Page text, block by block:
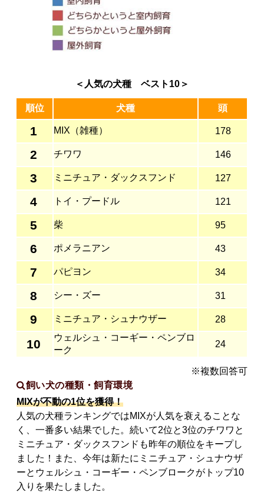
＜人気の犬種 ベスト10＞
順位 犬種 頭
1 MIX（雑種） 178
2 チワワ 146
3 ミニチュア・ダックスフンド 127
4 トイ・プードル 121
5 柴 95
6 ポメラニアン 43
7 パピヨン 34
8 シー・ズー 31
9 ミニチュア・シュナウザー 28
10
ウェルシュ・コーギー・ペンブロ
ーク
24
※複数回答可
飼い犬の種類・飼育環境
MIXが不動の1位を獲得！
人気の犬種ランキングではMIXが人気を衰えることな
く、一番多い結果でした。続いて2位と3位のチワワと
ミニチュア・ダックスフンドも昨年の順位をキープし
ました！また、今年は新たにミニチュア・シュナウザ
ーとウェルシュ・コーギー・ペンブロークがトップ10
入りを果たしました。